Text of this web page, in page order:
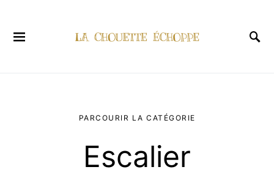
PARCOURIR LA CATÉGORIE
Escalier